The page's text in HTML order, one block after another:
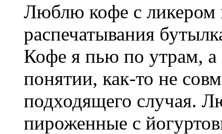
Люблю кофе с ликером
распечатывания
Кофе я пью по утрам, а
понятии, как-то не
подходящего случая.
пироженные с